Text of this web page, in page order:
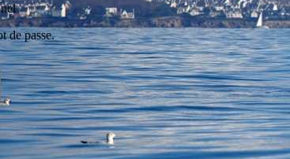
de passe.